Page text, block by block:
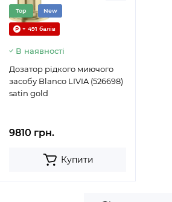
Top New
+ 491 балів
В наявності
Дозатор рідкого миючого
засобу Blanco LIVIA (526698)
satin gold
9810 грн.
Купити